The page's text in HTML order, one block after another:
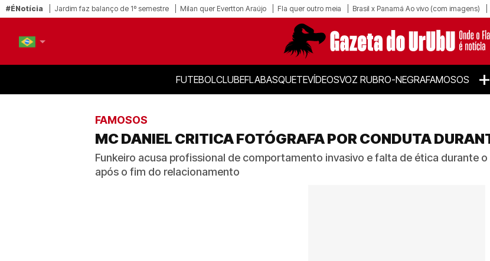
#ÉNotícia Jardim faz balanço de 1º semestre Milan quer Evertton Araújo Fla quer outro meia Brasil x Panamá Ao vivo (com imagens)
FUTEBOLCLUBEFLABASQUETEVÍDEOSVOZ RUBRO-NEGRAFAMOSOS +
FAMOSOS
MC DANIEL CRITICA FOTÓGRAFA POR CONDUTA
Funkeiro acusa profissional de comportamento invasivo e falta de ética durante
após o fim do relacionamento